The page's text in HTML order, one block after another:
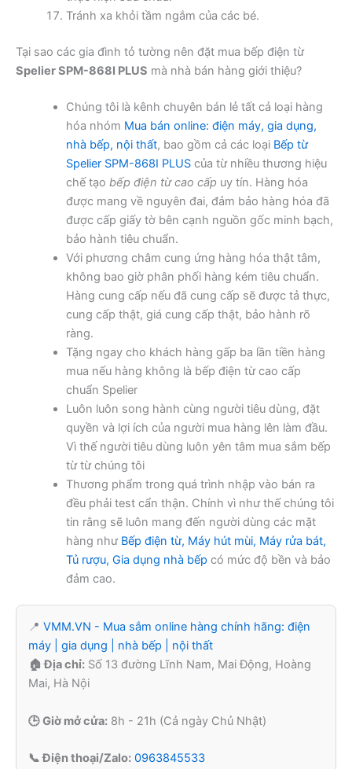
Tránh xa khỏi tầm ngắm của các bé.
Tại sao các gia đình tỏ tường nên đặt mua bếp điện từ
Spelier SPM-868I PLUS mà nhà bán hàng giới thiệu?
Chúng tôi là kênh chuyên bán lẻ tất cả loại hàng
hóa nhóm Mua bán online: điện máy, gia dụng,
nhà bếp, nội thất, bao gồm cả các loại Bếp từ
Spelier SPM-868I PLUScủa từ nhiều thương hiệu
chế tạo bếp điện từ cao cấp uy tín. Hàng hóa
được mang về nguyên đai, đảm bảo hàng hóa đã
được cấp giấy tờ bên cạnh nguồn gốc minh bạch,
bảo hành tiêu chuẩn.
Với phương châm cung ứng hàng hóa thật tâm,
không bao giờ phân phối hàng kém tiêu chuẩn.
Hàng cung cấp nếu đã cung cấp sẽ được tả thực,
cung cấp thật, giá cung cấp thật, bảo hành rõ
ràng.
Tặng ngay cho khách hàng gấp ba lần tiền hàng
mua nếu hàng không là bếp điện từ cao cấp
chuẩn Spelier
Luôn luôn song hành cùng người tiêu dùng, đặt
quyền và lợi ích của người mua hàng lên làm đầu.
Vì thế người tiêu dùng luôn yên tâm mua sắm bếp
từ từ chúng tôi
Thương phẩm trong quá trình nhập vào bán ra
đều phải test cẩn thận. Chính vì như thế chúng tôi
tin rằng sẽ luôn mang đến người dùng các mặt
hàng như Bếp điện từ, Máy hút mùi, Máy rửa bát,
Tủ rượu, Gia dụng nhà bếp có mức độ bền và bảo
đảm cao.
📍 VMM.VN - Mua sắm online hàng chính hãng: điện
máy | gia dụng | nhà bếp | nội thất
🏠 Địa chỉ: Số 13 đường Lĩnh Nam, Mai Động, Hoàng
Mai, Hà Nội
🕒 Giờ mở cửa: 8h - 21h (Cả ngày Chủ Nhật)
📞 Điện thoại/Zalo: 0963845533